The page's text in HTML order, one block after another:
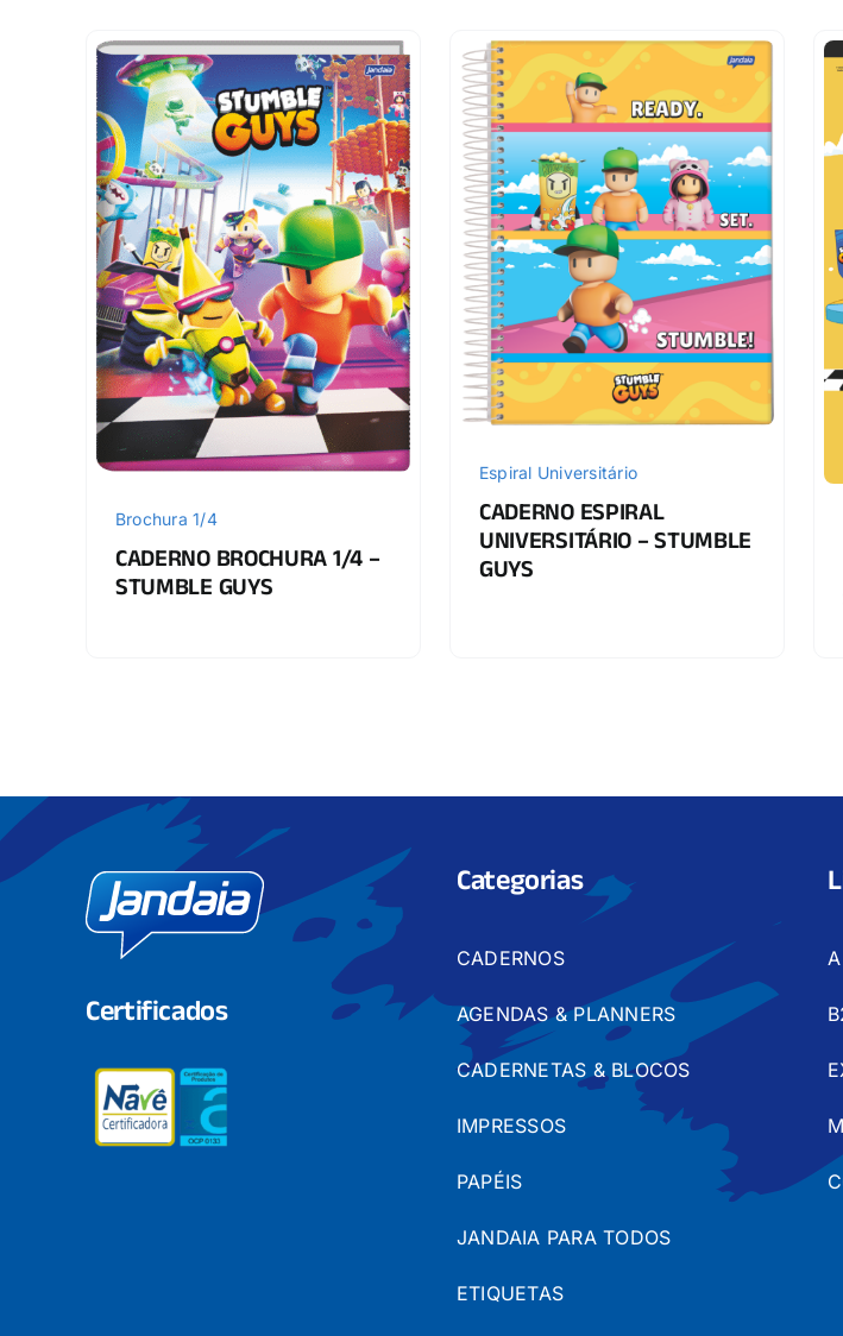
Brochura 1/4
CADERNO BROCHURA 1/4 –
STUMBLE GUYS
Espiral Universitário
CADERNO ESPIRAL
UNIVERSITÁRIO – STUMBLE
GUYS
Certificados
Categorias
CADERNOS
AGENDAS & PLANNERS
CADERNETAS & BLOCOS
IMPRESSOS
PAPÉIS
JANDAIA PARA TODOS
ETIQUETAS